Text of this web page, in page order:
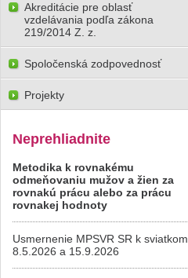
Akreditácie pre oblasť
vzdelávania podľa zákona
219/2014 Z. z.
Spoločenská zodpovednosť
Projekty
Neprehliadnite
Metodika k rovnakému
odmeňovaniu mužov a žien za
rovnakú prácu alebo za prácu
rovnakej hodnoty
Usmernenie MPSVR SR k sviatkom
8.5.2026 a 15.9.2026